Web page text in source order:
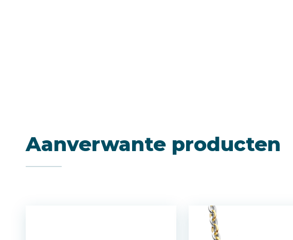
Aanverwante producten